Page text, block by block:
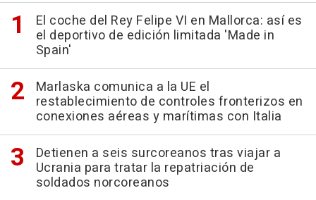
El coche del Rey Felipe VI en Mallorca: así es
el deportivo de edición limitada 'Made in
Spain'
Marlaska comunica a la UE el
restablecimiento de controles fronterizos en
conexiones aéreas y marítimas con Italia
Detienen a seis surcoreanos tras viajar a
Ucrania para tratar la repatriación de
soldados norcoreanos